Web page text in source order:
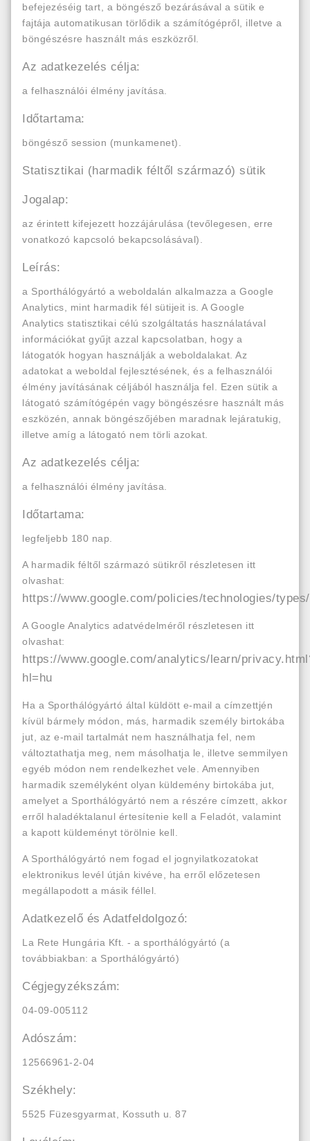
befejezéséig tart, a böngésző bezárásával a sütik e
fajtája automatikusan törlődik a számítógépről, illetve a
böngészésre használt más eszközről.
Az adatkezelés célja:
a felhasználói élmény javítása.
Időtartama:
böngésző session (munkamenet).
Statisztikai (harmadik féltől származó) sütik
Jogalap:
az érintett kifejezett hozzájárulása (tevőlegesen, erre
vonatkozó kapcsoló bekapcsolásával).
Leírás:
a Sporthálógyártó a weboldalán alkalmazza a Google
Analytics, mint harmadik fél sütijeit is. A Google
Analytics statisztikai célú szolgáltatás használatával
információkat gyűjt azzal kapcsolatban, hogy a
látogatók hogyan használják a weboldalakat. Az
adatokat a weboldal fejlesztésének, és a felhasználói
élmény javításának céljából használja fel. Ezen sütik a
látogató számítógépén vagy böngészésre használt más
eszközén, annak böngészőjében maradnak lejáratukig,
illetve amíg a látogató nem törli azokat.
Az adatkezelés célja:
a felhasználói élmény javítása.
Időtartama:
legfeljebb 180 nap.
A harmadik féltől származó sütikről részletesen itt
olvashat:
https://www.google.com/policies/technologies/types/
A Google Analytics adatvédelméről részletesen itt
olvashat:
https://www.google.com/analytics/learn/
hl=hu
Ha a Sporthálógyártó által küldött e-mail a címzettjén
kívül bármely módon, más, harmadik személy birtokába
jut, az e-mail tartalmát nem használhatja fel, nem
változtathatja meg, nem másolhatja le, illetve semmilyen
egyéb módon nem rendelkezhet vele. Amennyiben
harmadik személyként olyan küldemény birtokába jut,
amelyet a Sporthálógyártó nem a részére címzett, akkor
erről haladéktalanul értesítenie kell a Feladót, valamint
a kapott küldeményt törölnie kell.
A Sporthálógyártó nem fogad el jognyilatkozatokat
elektronikus levél útján kivéve, ha erről előzetesen
megállapodott a másik féllel.
Adatkezelő és Adatfeldolgozó:
La Rete Hungária Kft. - a sporthálógyártó (a
továbbiakban: a Sporthálógyártó)
Cégjegyzékszám:
04-09-005112
Adószám:
12566961-2-04
Székhely:
5525 Füzesgyarmat, Kossuth u. 87